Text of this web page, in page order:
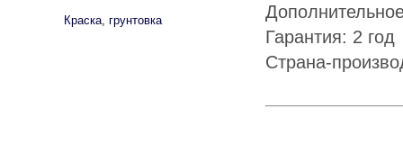
Гарантия: 2 год
Страна-
Краска, грунтовка